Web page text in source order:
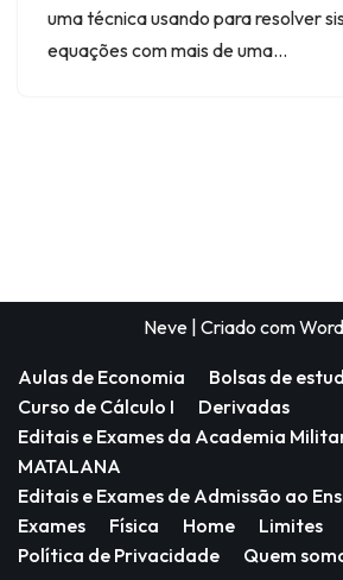
uma técnica usando para resolver
equações com mais de uma…
Neve| Criado com
Aulas de Economia
Bolsas de
Curso de Cálculo I
Derivadas
Editais e Exames da Academia
MATALANA
Editais e Exames de Admissão ao
Exames
Física Home Limites
Política de Privacidade
Quem